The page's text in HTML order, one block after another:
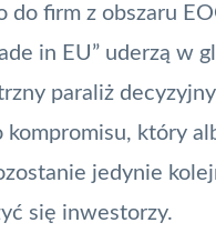
do firm z obszaru
in EU” uderzą w
paraliż
który
jedynie
się inwestorzy.